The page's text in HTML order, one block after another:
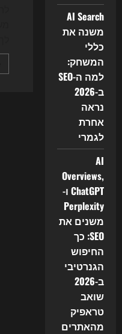
AI Search
משנה את
כללי
המשחק:
למה ה-SEO
ב-2026
נראה
אחרת
לגמרי
AI
Overviews,
ChatGPT ו-
Perplexity
משנים את
SEO: כך
החיפוש
הגנרטיבי
ב-2026
שואב
טראפיק
מהאתרים